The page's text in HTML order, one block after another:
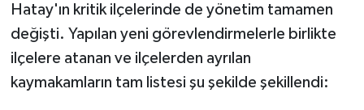
Hatay'ın kritik ilçelerinde de yönetim tamamen
değişti. Yapılan yeni görevlendirmelerle birlikte
ilçelere atanan ve ilçelerden ayrılan
kaymakamların tam listesi şu şekilde şekillendi: